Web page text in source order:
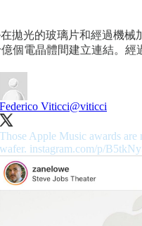
拋光的玻璃片和經過機
個電晶體間建立連結。
Federico Viticci@viticci
Those Apple Music awards are
wafer. instagram.com/p/